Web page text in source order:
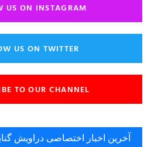
US ON INSTAGRAM
US ON TWITTER
TO OUR CHANNEL
آخرین اخبار اختصاصی دراویش